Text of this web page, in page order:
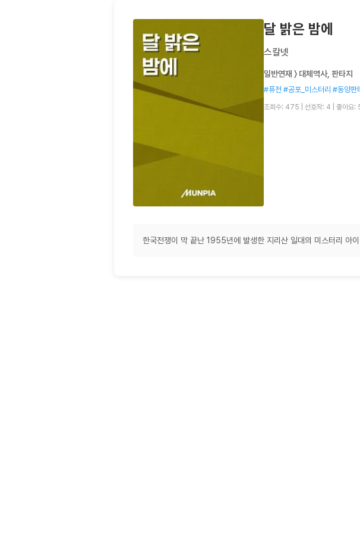
달 밝은 밤에
스칼넷
일반연재 〉 대체역사, 판타지
#퓨전 #공포_미스터리 #동양판
조회수: 475 선호작: 4 좋아요:
한국전쟁이 막 끝난 1955년에 발생한 지리산 일대의 미스터리 아